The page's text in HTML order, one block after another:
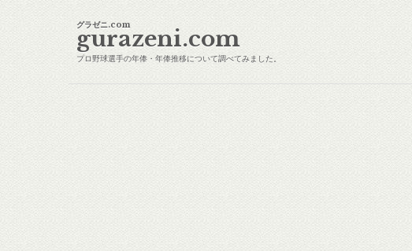
グラゼニ.com
gurazeni.com
プロ野球選手の年俸・年俸推移について調べてみました。